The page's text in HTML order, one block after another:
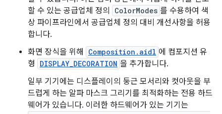
할 수 있는 공급업체 정의
ColorModes 를 수용하여 색
상 파이프라인에서 공급업체 정의 대비 개선사항을 허용
합니다.
화면 장식을 위해
Composition.aidl 에 컴포지션 유
형
DISPLAY_DECORATION 을 추가합니다.
일부 기기에는 디스플레이의 둥근 모서리와 컷아웃을 부
드럽게 하는 알파 마스크 그리기를 최적화하는 전용 하드
웨어가 있습니다. 이러한 하드웨어가 있는 기기는